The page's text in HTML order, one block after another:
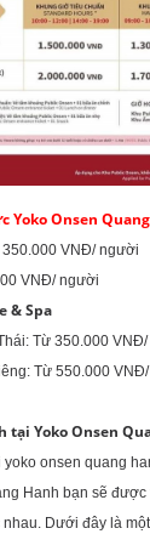
Yoko Onsen
350.000 VNĐ/ người
VNĐ/ người
& Spa
Từ 350.000
Từ 550.000
tại Yoko Onsen
onsen quang
Hanh bạn sẽ
Dưới đây là